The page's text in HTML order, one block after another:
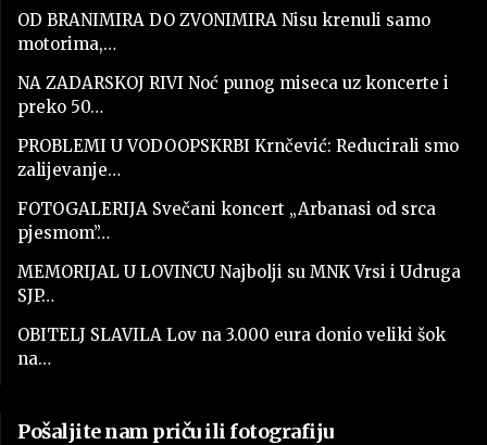
OD BRANIMIRA DO ZVONIMIRA Nisu krenuli samo
motorima,…
NA ZADARSKOJ RIVI Noć punog miseca uz koncerte i
preko 50…
PROBLEMI U VODOOPSKRBI Krnčević: Reducirali smo
zalijevanje…
FOTOGALERIJA Svečani koncert „Arbanasi od srca
pjesmom”…
MEMORIJAL U LOVINCU Najbolji su MNK Vrsi i Udruga
SJP…
OBITELJ SLAVILA Lov na 3.000 eura donio veliki šok
na…
Pošaljite nam priču ili fotografiju